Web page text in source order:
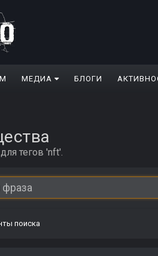
МЕДИА БЛОГИ
тегов 'nft'.
поиска